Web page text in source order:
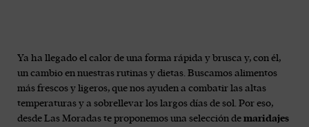
Ya ha llegado el calor de una forma rápida y brusca y, con él,
un cambio en nuestras rutinas y dietas. Buscamos alimentos
más frescos y ligeros, que nos ayuden a combatir las altas
temperaturas y a sobrellevar los largos días de sol. Por eso,
desde Las Moradas te proponemos una selección de maridajes